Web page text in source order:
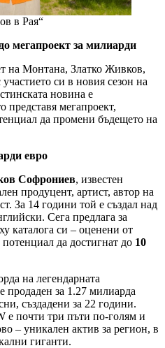
в Рая“
мегапроект за милиарди
на Монтана, Златко Живков,
си в новия сезон на
новина е
представя мегапроект,
да промени бъдещето на
евро
Софрониев, известен
продуцент, артист, автор на
За 14 години той е създал над
Сега предлага за
каталога си – оценени от
потенциал да достигнат до 10
на легендарната
продаден за 1.27 милиарда
създадени за 22 години.
е почти три пъти по-голям и
– уникален актив за регион, в
гиганти.